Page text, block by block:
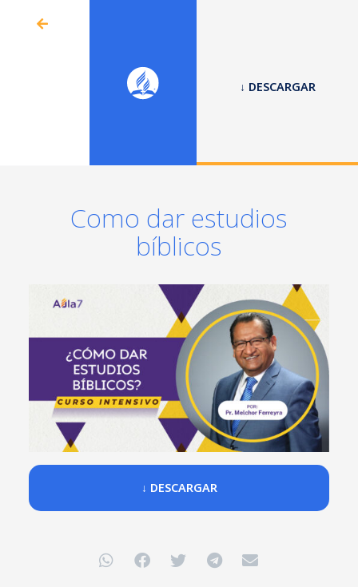
↓ DESCARGAR
Como dar estudios
bíblicos
↓ DESCARGAR